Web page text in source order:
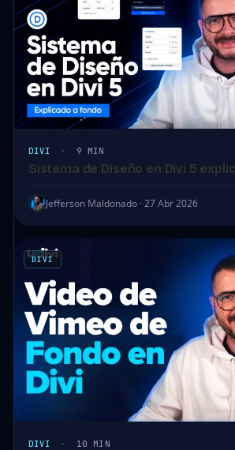
DIVI · 9 MIN
Sistema de Diseño en Divi 5
Jefferson Maldonado · 27 Abr 2026
DIVI
DIVI · 10 MIN